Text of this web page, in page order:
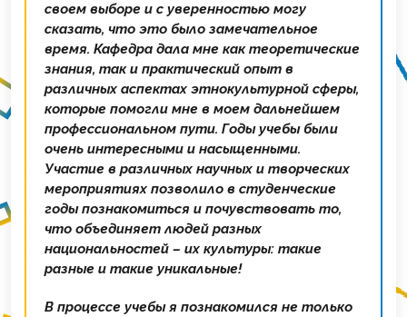
своем выборе и с уверенностью могу
сказать, что это было замечательное
время. Кафедра дала мне как теоретические
знания, так и практический опыт в
различных аспектах этнокультурной сферы,
которые помогли мне в моем дальнейшем
профессиональном пути. Годы учебы были
очень интересными и насыщенными.
Участие в различных научных и творческих
мероприятиях позволило в студенческие
годы познакомиться и почувствовать то,
что объединяет людей разных
национальностей – их культуры: такие
разные и такие уникальные!
В процессе учебы я познакомился не только